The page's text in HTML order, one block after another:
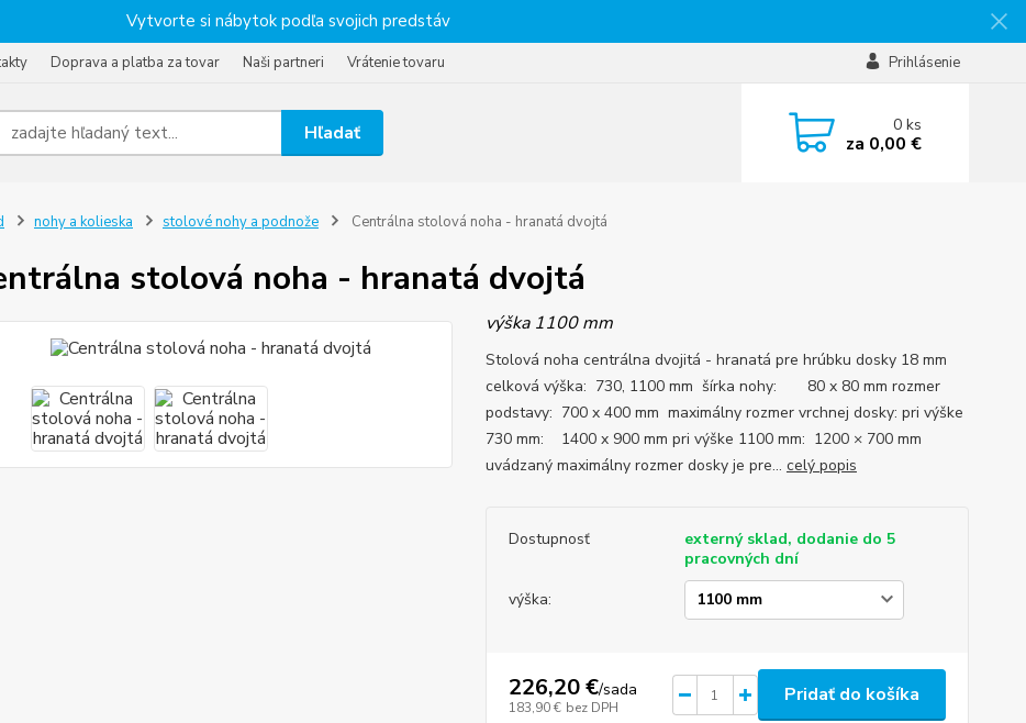
Vytvorte si nábytok podľa svojich predstáv
Doprava a platba za tovar Naši partneri Vrátenie tovaru Prihlásenie
Hľadať 0ks
za 0,00 €
nohy a kolieska stolové nohy a podnože Centrálna stolová noha - hranatá dvojtá
stolová noha - hranatá dvojtá
výška 1100 mm
Stolová noha centrálna dvojitá - hranatá pre hrúbku dosky 18 mm
celková výška: 730, 1100 mm šírka nohy: 80 x 80 mm rozmer
podstavy: 700 x 400 mm maximálny rozmer vrchnej dosky: pri výške
730 mm: 1400 x 900 mm pri výške 1100 mm: 1200 × 700 mm
uvádzaný maximálny rozmer dosky je pre... celý popis
Dostupnosť
externý sklad, dodanie do 5
pracovných dní
výška:
226,20 €/sada
183,90 € bez DPH
Pridať do košíka